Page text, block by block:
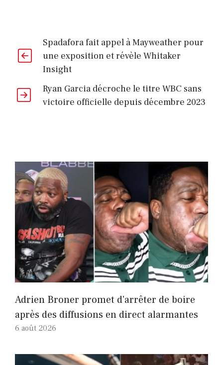
carrière
Spadafora fait appel à Mayweather pour
une exposition et révèle Whitaker
Insight
Ryan Garcia décroche le titre WBC sans
victoire officielle depuis décembre 2023
Adrien Broner promet d'arrêter de boire
après des diffusions en direct alarmantes
6 août 2026